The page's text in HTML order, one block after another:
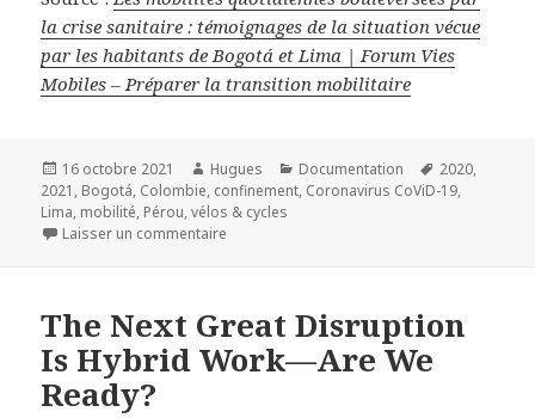
la crise sanitaire : témoignages de la situation vécue
par les habitants de Bogotá et Lima | Forum Vies
Mobiles – Préparer la transition mobilitaire
Publié
le
16 octobre 2021 Auteur
Hugues Catégories
Documentation
Mots-
clés
2020,
2021 , Bogotá, Colombie, confinement, Coronavirus CoViD-19,
Lima, mobilité, Pérou,vélos & cycles
Laisser un commentaire
The Next Great Disruption
Is Hybrid Work—Are We
Ready?